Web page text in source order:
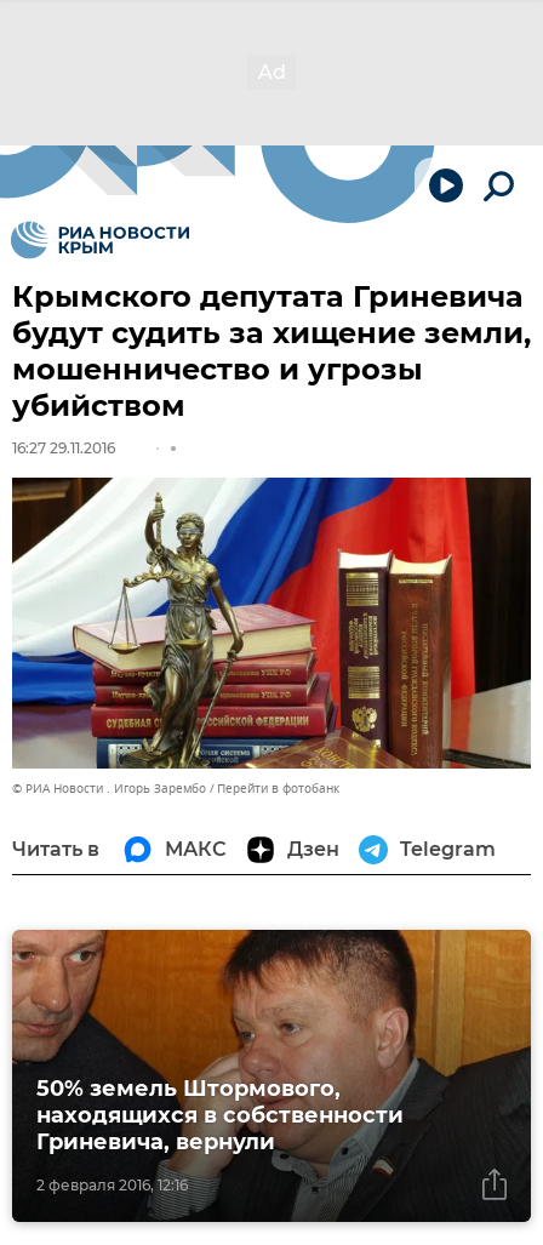
Крымского депутата Гриневича
будут судить за хищение земли,
мошенничество и угрозы
убийством
16:27 29.11.2016
© РИА Новости . Игорь Зарембо Перейти в фотобанк
Читать в МАКС Дзен Telegram
2 февраля 2016, 12:16
50% земель Штормового,
находящихся в собственности
Гриневича, вернули